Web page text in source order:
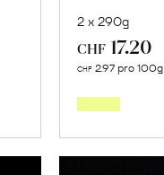
2 x 290g
CHF 17.20
CHF 2.97 pro 100g